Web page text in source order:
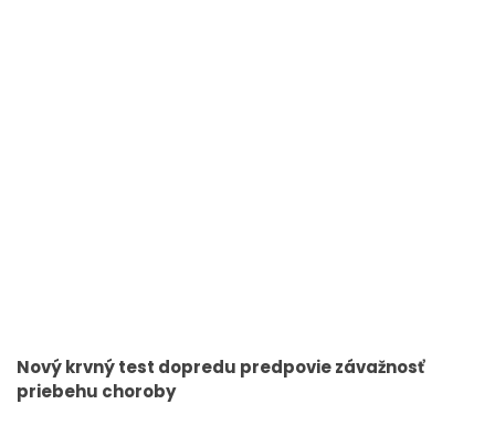
Nový krvný test dopredu predpovie závažnosť
priebehu choroby